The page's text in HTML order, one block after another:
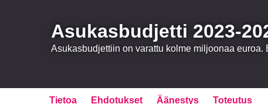
Asukasbudjetti 2023-
Asukasbudjettiin on varattu kolme miljoonaa
Tietoa Ehdotukset Äänestys Toteutus